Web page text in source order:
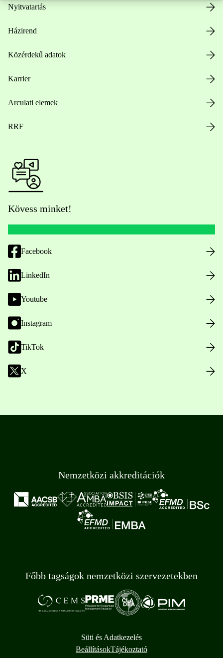
Nyitvatartás
Házirend
Közérdekű adatok
Karrier
Arculati elemek
RRF
Kövess minket!
Facebook
LinkedIn
Youtube
Instagram
TikTok
X
Nemzetközi akkreditációk
Főbb tagságok nemzetközi szervezetekben
Süti és Adatkezelés
BeállításokTájékoztató